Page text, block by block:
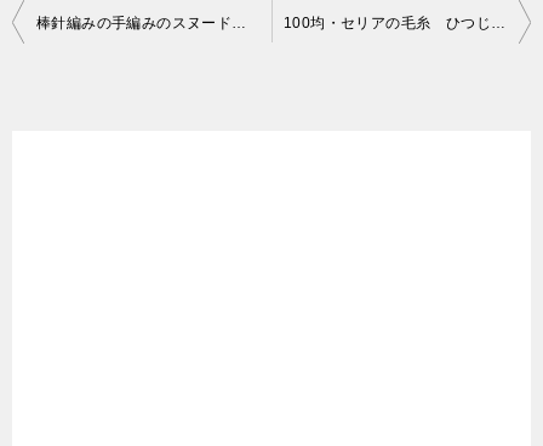
投
棒針編みの手編みのスヌード 初心者でも簡単な一目ゴム編み、輸入糸で 100均・セリアの毛糸 ひつじちゃんナチュラル極太/中細 ウール100%